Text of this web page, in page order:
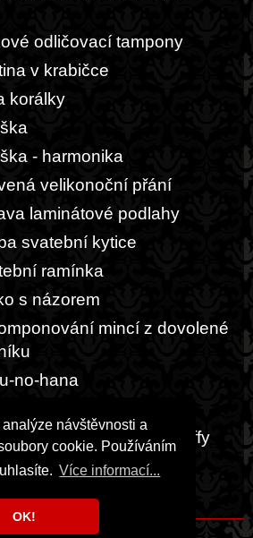
návštěvnosti a
cookie. Používáním
Více informací...
OK!
odličovací tampony
v krabičce
korálky
- harmonika
velikonoční přání
laminátové podlahy
svatební kytice
ramínka
s názorem
mincí z dovolené
no-hana
šála z vlny Alize Puffy
manga z pecky